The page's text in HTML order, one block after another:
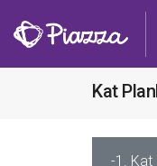
Kat
-1. Kat